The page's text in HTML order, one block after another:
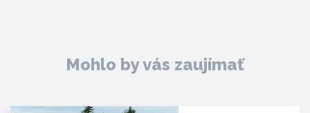
Mohlo by vás zaujímať